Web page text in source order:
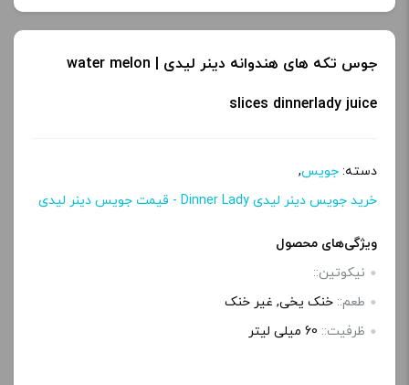
جوس تکه های هندوانه دینر لیدی | water melon
slices dinnerlady juice
دسته: جویس,
خرید جویس دینر لیدی Dinner Lady - قیمت جویس دینر لیدی
ویژگی‌های محصول
نیکوتین::
طعم:: خنک یخی, غیر خنک
ظرفیت:: 60 میلی‌ لیتر